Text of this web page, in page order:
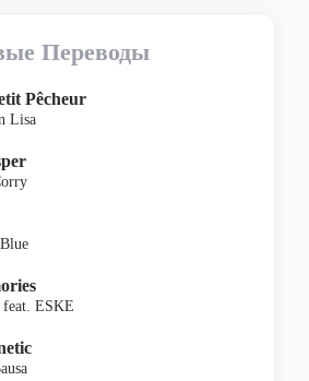
Переводы
Pêcheur
Lisa
ESKE